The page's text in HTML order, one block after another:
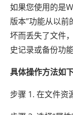
如果您使用的是
版本”功能从以
坏而丢失了文件
史记录或备份功
具体操作方法如下
步骤 1. 在文件资